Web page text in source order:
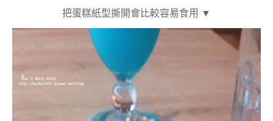
把蛋糕紙型撕開會比較容易食用 ▼